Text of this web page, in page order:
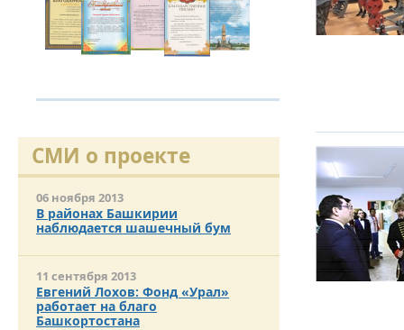
ДО
МЕМОРИАЛ
ОТМЕТИЛА
РОССИИ
СМИ о проекте
06 ноября 2013
В районах Башкирии
наблюдается шашечный бум
11 сентября 2013
Евгений Лохов: Фонд «Урал»
работает на благо
Башкортостана